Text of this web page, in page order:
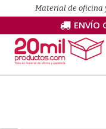
Material de oficina
ENVÍO